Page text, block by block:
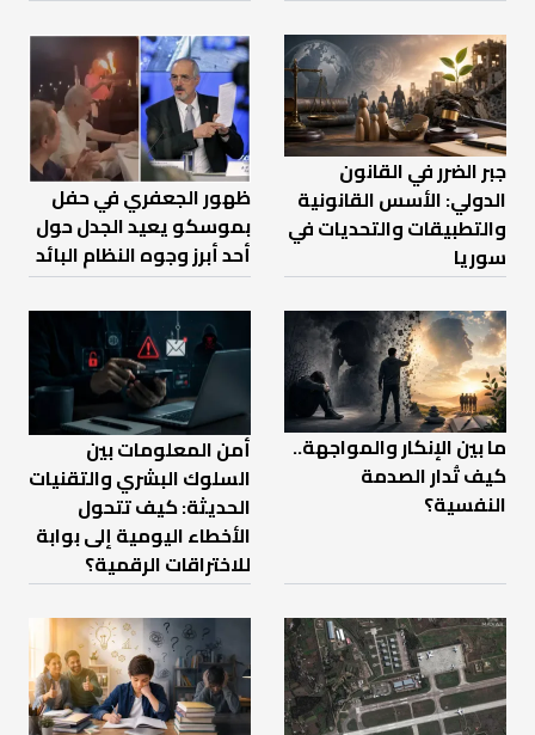
جبر الضرر في القانون
الدولي: الأسس القانونية
والتطبيقات والتحديات في
سوريا
ظهور الجعفري في حفل
بموسكو يعيد الجدل حول
أحد أبرز وجوه النظام البائد
ما بين الإنكار والمواجهة..
كيف تُدار الصدمة
النفسية؟
أمن المعلومات بين
السلوك البشري والتقنيات
الحديثة: كيف تتحول
الأخطاء اليومية إلى بوابة
للاختراقات الرقمية؟